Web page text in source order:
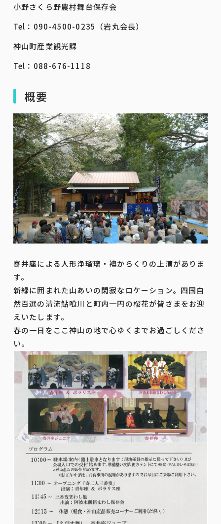
小野さくら野農村舞台保存会
Tel：090-4500-0235（岩丸会長）
神山町産業観光課
Tel：088-676-1118
概要
寄井座による人形浄瑠璃・襖からくりの上演がありま
す。
新緑に囲まれた山あいの閑寂なロケーション。四国自
然百選の清流鮎喰川と町内一円の桜花が皆さまをお迎
えいたします。
春の一日をここ神山の地で心ゆくまでお過ごしくださ
い。